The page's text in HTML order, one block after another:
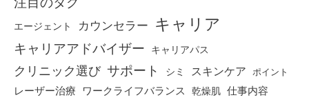
エージェント カウンセラー キャリア
キャリアアドバイザー キャリアパス
クリニック選び サポート シミ スキンケア ポイント
レーザー治療 ワークライフバランス 乾燥肌 仕事内容